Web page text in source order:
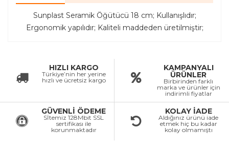
Sunplast Seramik Öğütücü 18 cm; Kullanışlıdır;
Ergonomik yapılıdır; Kaliteli maddeden üretilmiştir;
HIZLI KARGO
Türkiye’nin her yerine
hızlı ve ücretsiz kargo
KAMPANYALI
ÜRÜNLER
Birbirinden farklı
marka ve ürünler için
indirimli fiyatlar
GÜVENLİ ÖDEME
Sİtemiz 128Mbit SSL
sertifikası ile
korunmaktadır
KOLAY İADE
Aldığınız ürünü iade
etmek hiç bu kadar
kolay olmamıştı